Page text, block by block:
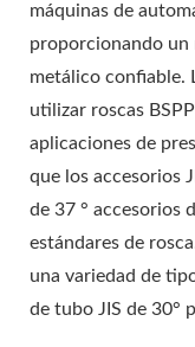
máquinas de
proporcionando un
metálico confiable.
utilizar roscas
aplicaciones de
que los accesorios
de 37 ° accesorios
estándares de
una variedad de
de tubo JIS de 30°